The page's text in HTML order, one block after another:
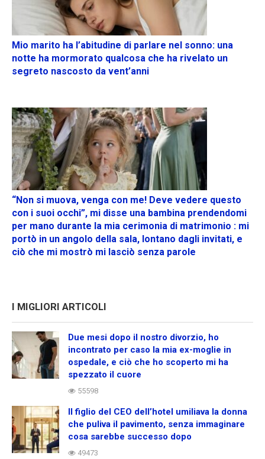
Mio marito ha l’abitudine di parlare nel sonno: una
notte ha mormorato qualcosa che ha rivelato un
segreto nascosto da vent’anni
“Non si muova, venga con me! Deve vedere questo
con i suoi occhi”, mi disse una bambina prendendomi
per mano durante la mia cerimonia di matrimonio : mi
portò in un angolo della sala, lontano dagli invitati, e
ciò che mi mostrò mi lasciò senza parole
I MIGLIORI ARTICOLI
Due mesi dopo il nostro divorzio, ho
incontrato per caso la mia ex-moglie in
ospedale, e ciò che ho scoperto mi ha
spezzato il cuore
55598
Il figlio del CEO dell’hotel umiliava la donna
che puliva il pavimento, senza immaginare
cosa sarebbe successo dopo
49473